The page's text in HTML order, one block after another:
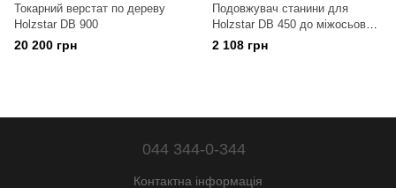
Токарний верстат по дереву
Holzstar DB 900
20 200 грн
Подовжувач станини для
Holzstar DB 450 до міжосьової
відстані 1000 мм
2 108 грн
044 344-0-344
Контактна інформація